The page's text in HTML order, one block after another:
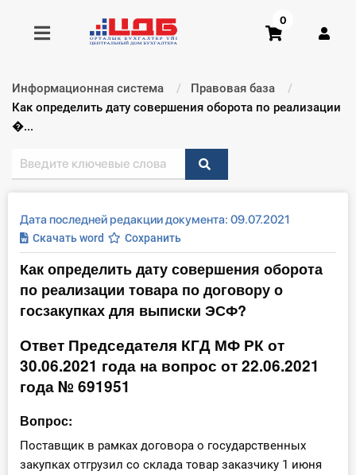
Получить консультацию
Главная ИС
Формы
Консультации
Правовая база
Библиотека бухгалтера
Инструменты
Вебинары
Справочник бухгалтера
0
Информационная система
Правовая база
Текущий:
Как определить дату совершения оборота по реализации
�...
Дата последней редакции документа: 09.07.2021
Скачать word Сохранить
Как определить дату совершения оборота
по реализации товара по договору о
госзакупках для выписки ЭСФ?
Ответ Председателя КГД МФ РК от
30.06.2021 года на вопрос от 22.06.2021
года № 691951
Вопрос:
Поставщик в рамках договора о государственных
закупках отгрузил со склада товар заказчику 1 июня